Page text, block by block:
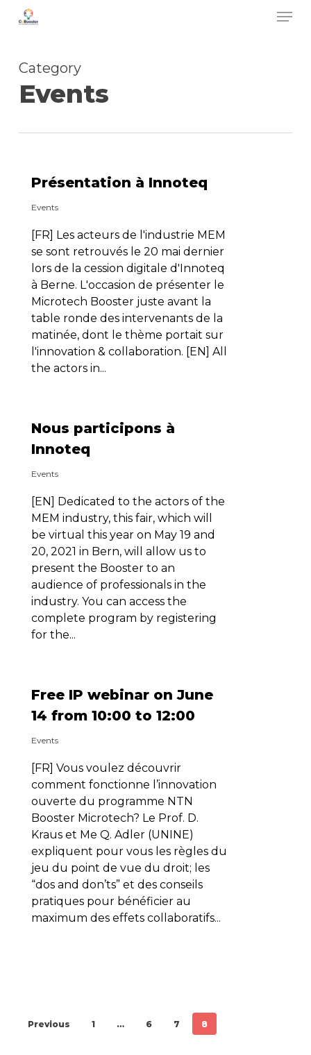
Skip
Category
Events
Présentation à Innoteq
Events
[FR] Les acteurs de l'industrie MEM
se sont retrouvés le 20 mai dernier
lors de la cession digitale d'Innoteq
à Berne. L'occasion de présenter le
Microtech Booster juste avant la
table ronde des intervenants de la
matinée, dont le thème portait sur
l'innovation & collaboration. [EN] All
the actors in...
Nous participons à
Innoteq
Events
[EN] Dedicated to the actors of the
MEM industry, this fair, which will
be virtual this year on May 19 and
20, 2021 in Bern, will allow us to
present the Booster to an
audience of professionals in the
industry. You can access the
complete program by registering
for the...
Free IP webinar on June
14 from 10:00 to 12:00
Events
[FR] Vous voulez découvrir
comment fonctionne l’innovation
ouverte du programme NTN
Booster Microtech? Le Prof. D.
Kraus et Me Q. Adler (UNINE)
expliquent pour vous les règles du
jeu du point de vue du droit; les
“dos and don’ts” et des conseils
pratiques pour bénéficier au
maximum des effets collaboratifs...
Previous 1 … 6 7 8